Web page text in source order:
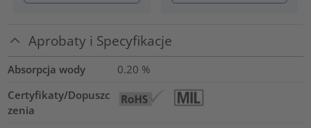
Aprobaty i Specyfikacje
Absorpcja wody 0.20 %
Certyfikaty/Dopuszc
zenia